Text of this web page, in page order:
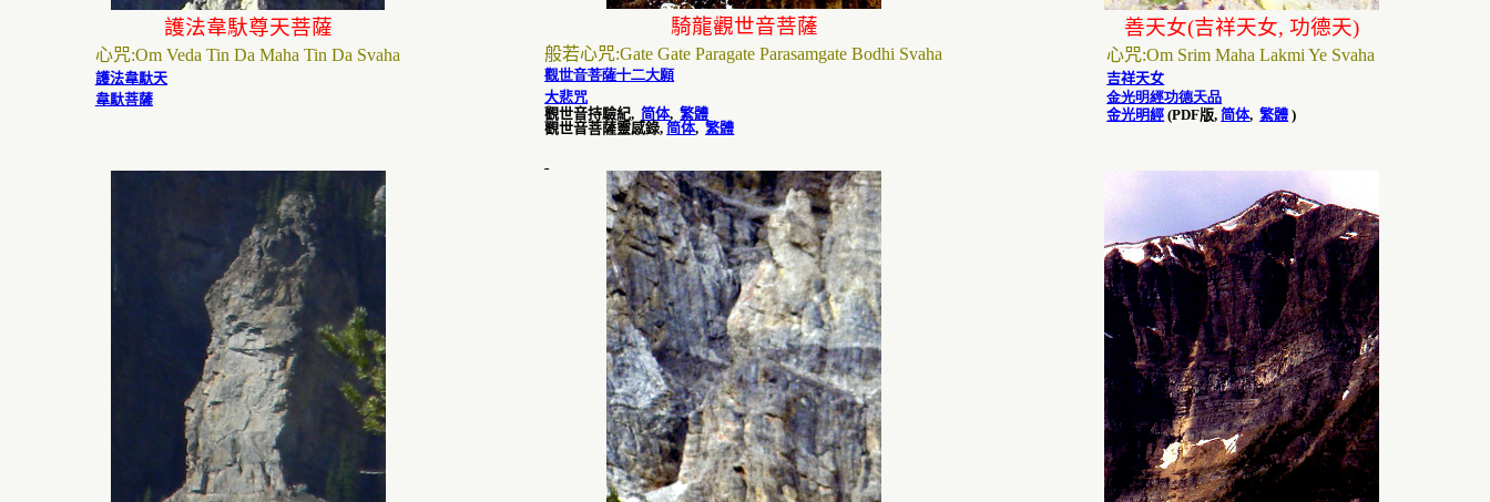
護法韋馱尊天菩薩
心咒:Om Veda Tin Da Maha Tin Da Svaha
護法韋馱天
韋馱菩薩
騎龍觀世音菩薩
般若心咒:Gate Gate Paragate Parasamgate Bodhi Svaha
觀世音菩薩十二大願
大悲咒
觀世音持驗紀,简体,繁體
觀世音菩薩靈感錄,简体,繁體
善天女(吉祥天女, 功德天)
心咒:Om Srim Maha Lakmi Ye Svaha
吉祥天女
金光明經功德天品
金光明經 (PDF版,简体,繁體 )